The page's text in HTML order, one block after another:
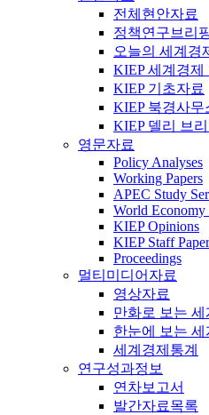
전체현안자료
정책연구브리
오늘의 세계경
KIEP 세계경제
KIEP 기초자료
KIEP 북경사무
KIEP 델리 브
영문자료
Policy Analyses
Working Papers
APEC Study
World
KIEP Opinions
KIEP Staff
Proceedings
멀티미디어자료
영상자료
만화로 보는 세
한눈에 보는 세
세계경제통계
연구성과정보
연차보고서
발간자료목록